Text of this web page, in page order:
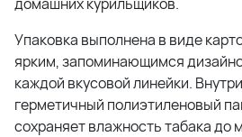
Упаковка выполнена в виде
ярким, запоминающимся
каждой вкусовой линейки.
герметичный полиэтиленовый
сохраняет влажность табака до